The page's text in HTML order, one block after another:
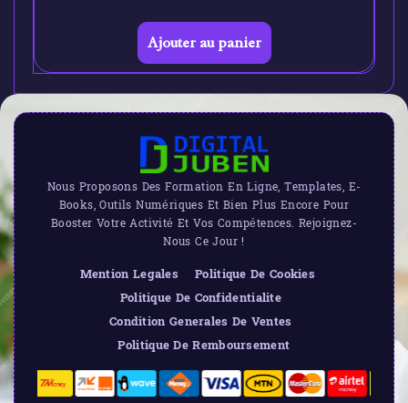
Ajouter au panier
Nous Proposons Des Formation En Ligne, Templates, E-
Books, Outils Numériques Et Bien Plus Encore Pour
Booster Votre Activité Et Vos Compétences. Rejoignez-
Nous Ce Jour !
Mention Legales
Politique De Cookies
Politique De Confidentialite
Condition Generales De Ventes
Politique De Remboursement